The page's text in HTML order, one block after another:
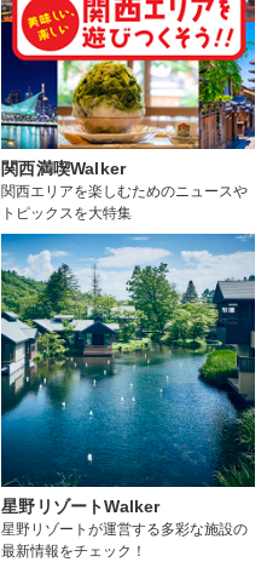
関西満喫Walker
関西エリアを楽しむためのニュースや
トピックスを大特集
星野リゾートWalker
星野リゾートが運営する多彩な施設の
最新情報をチェック！